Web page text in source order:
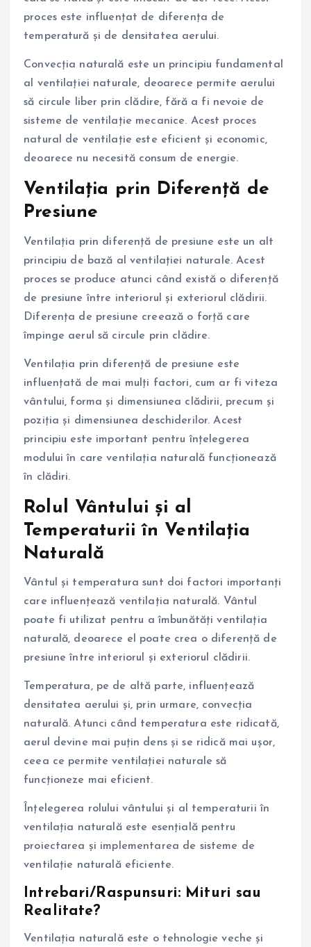
proces este influențat de diferența de
temperatură și de densitatea aerului.
Convecția naturală este un principiu fundamental
al ventilației naturale, deoarece permite aerului
să circule liber prin clădire, fără a fi nevoie de
sisteme de ventilație mecanice. Acest proces
natural de ventilație este eficient și economic,
deoarece nu necesită consum de energie.
Ventilația prin Diferență de
Presiune
Ventilația prin diferență de presiune este un alt
principiu de bază al ventilației naturale. Acest
proces se produce atunci când există o diferență
de presiune între interiorul și exteriorul clădirii.
Diferența de presiune creează o forță care
împinge aerul să circule prin clădire.
Ventilația prin diferență de presiune este
influențată de mai mulți factori, cum ar fi viteza
vântului, forma și dimensiunea clădirii, precum și
poziția și dimensiunea deschiderilor. Acest
principiu este important pentru înțelegerea
modului în care ventilația naturală funcționează
în clădiri.
Rolul Vântului și al
Temperaturii în Ventilația
Naturală
Vântul și temperatura sunt doi factori importanți
care influențează ventilația naturală. Vântul
poate fi utilizat pentru a îmbunătăți ventilația
naturală, deoarece el poate crea o diferență de
presiune între interiorul și exteriorul clădirii.
Temperatura, pe de altă parte, influențează
densitatea aerului și, prin urmare, convecția
naturală. Atunci când temperatura este ridicată,
aerul devine mai puțin dens și se ridică mai ușor,
ceea ce permite ventilației naturale să
funcționeze mai eficient.
Înțelegerea rolului vântului și al temperaturii în
ventilația naturală este esențială pentru
proiectarea și implementarea de sisteme de
ventilație naturală eficiente.
Intrebari/Raspunsuri: Mituri sau
Realitate?
Ventilația naturală este o tehnologie veche și